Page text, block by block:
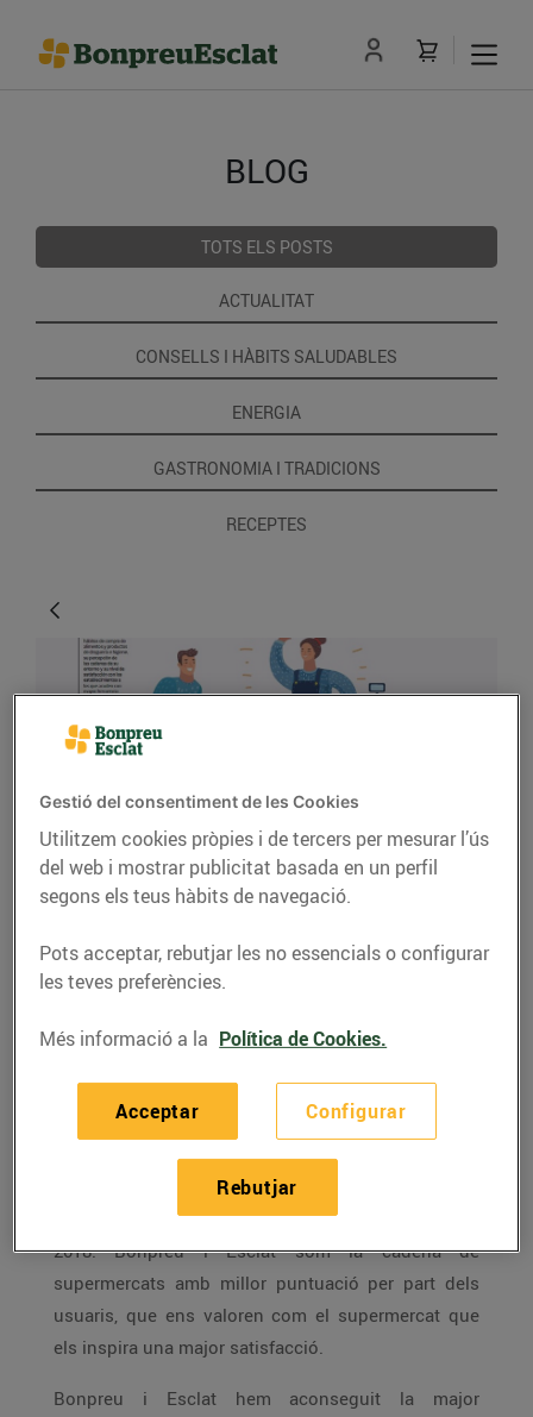
BLOG
TOTS ELS POSTS
ACTUALITAT
CONSELLS I HÀBITS SALUDABLES
ENERGIA
GASTRONOMIA I TRADICIONS
RECEPTES
ACTUALITAT
Bonpreu i Esclat, la
millor cadena de
supermercats de 2018
07/de febrer/2019
L’Organització de Consumidors i Usuaris (OCU) ha
publicat aquesta setmana els resultats de
l’enquesta de satisfacció dels usuaris amb les
puntuacions globals pels supermercats de l’any
2018. Bonpreu i Esclat som la cadena de
supermercats amb millor puntuació per part dels
usuaris, que ens valoren com el supermercat que
els inspira una major satisfacció.
Bonpreu i Esclat hem aconseguit la major
Gestió del consentiment de les Cookies
Utilitzem cookies pròpies i de tercers per mesurar l’ús
del web i mostrar publicitat basada en un perfil
segons els teus hàbits de navegació.
Pots acceptar, rebutjar les no essencials o configurar
les teves preferències.
Més informació a la Política de Cookies.
Configurar
Rebutjar
Acceptar